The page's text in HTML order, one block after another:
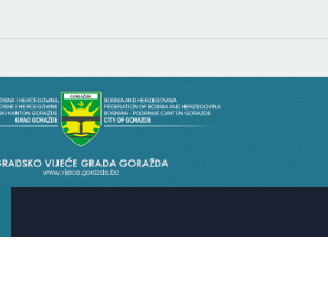
VIJEĆE GRADA